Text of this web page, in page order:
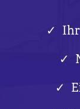
Ihr